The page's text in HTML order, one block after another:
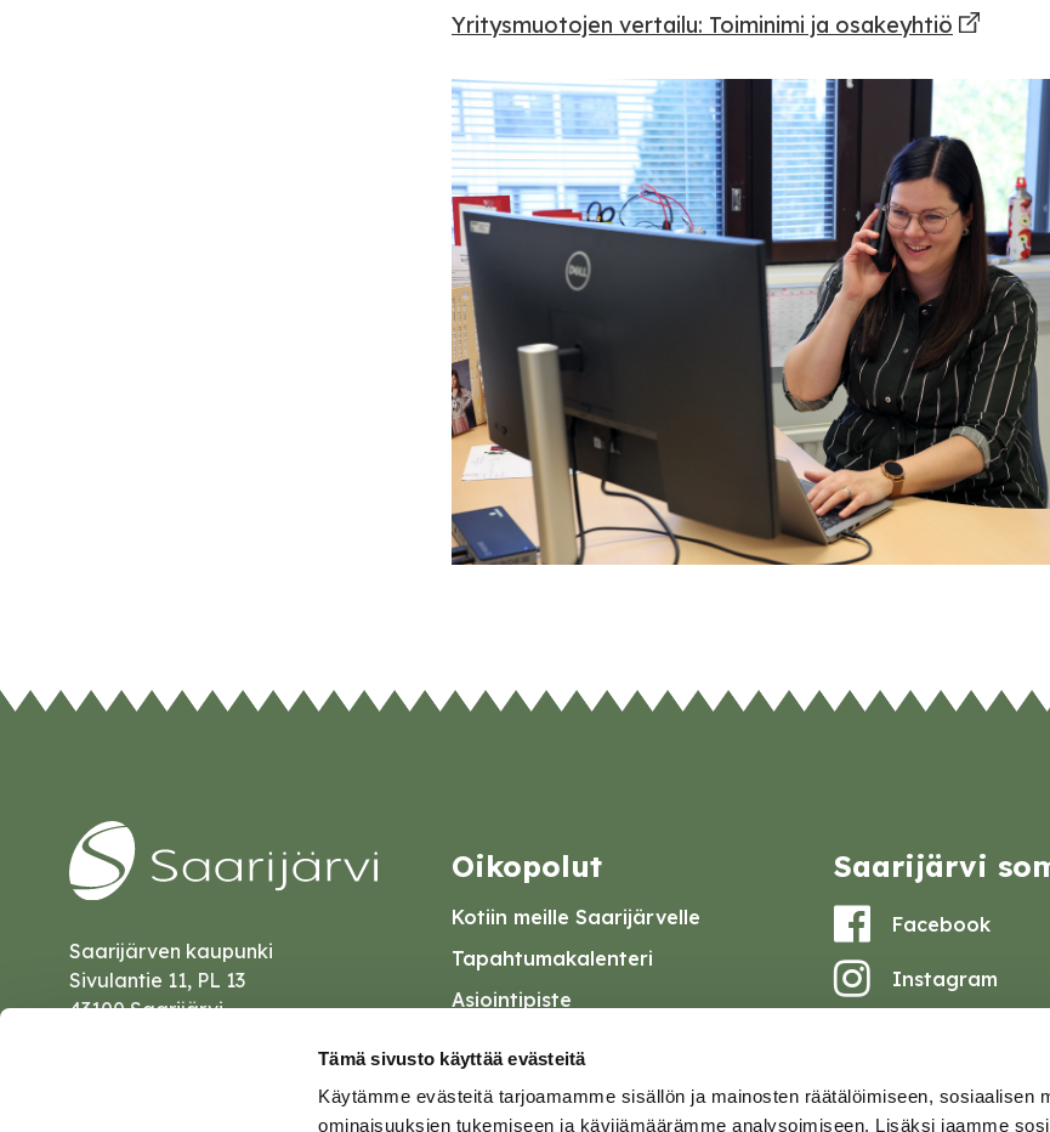
Tämä sivusto käyttää evästeitä
Käytämme evästeitä tarjoamamme sisällön ja mainosten räätälöimiseen, sosiaalisen
ominaisuuksien tukemiseen ja kävijämäärämme analysoimiseen. Lisäksi jaamme
Yritysmuotojen vertailu: Toiminimi ja osakeyhtiö
Saarijärven kaupunki
Sivulantie 11, PL 13
43100 Saarijärvi
Oikopolut
Kotiin meille Saarijärvelle
Tapahtumakalenteri
Asiointipiste
Palautelomake
Saarijärvi
Facebook
Instagram